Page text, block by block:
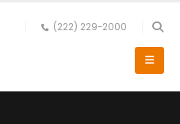
(222) 229-2000